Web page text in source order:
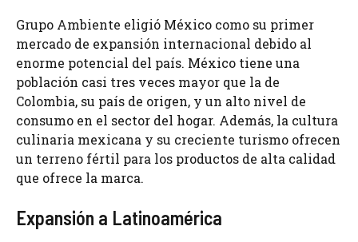
Grupo Ambiente eligió México como su primer
mercado de expansión internacional debido al
enorme potencial del país. México tiene una
población casi tres veces mayor que la de
Colombia, su país de origen, y un alto nivel de
consumo en el sector del hogar. Además, la cultura
culinaria mexicana y su creciente turismo ofrecen
un terreno fértil para los productos de alta calidad
que ofrece la marca.
Expansión a Latinoamérica